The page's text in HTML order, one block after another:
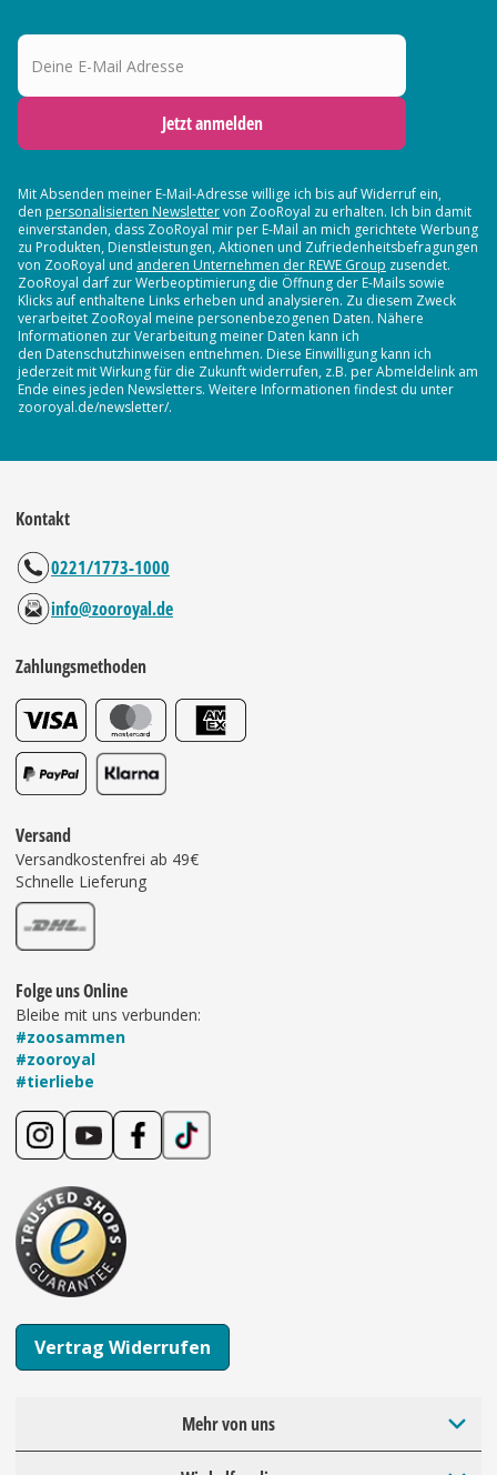
Deine E-Mail Adresse
Jetzt anmelden
Mit Absenden meiner E-Mail-Adresse willige ich bis auf Widerruf ein,
den personalisierten Newslettervon ZooRoyal zu erhalten. Ich bin damit
einverstanden, dass ZooRoyal mir per E-Mail an mich gerichtete Werbung
zu Produkten, Dienstleistungen, Aktionen und Zufriedenheitsbefragungen
von ZooRoyal und anderen Unternehmen der REWE Group zusendet.
ZooRoyal darf zur Werbeoptimierung die Öffnung der E-Mails sowie
Klicks auf enthaltene Links erheben und analysieren. Zu diesem Zweck
verarbeitet ZooRoyal meine personenbezogenen Daten. Nähere
Informationen zur Verarbeitung meiner Daten kann ich
den Datenschutzhinweisen entnehmen. Diese Einwilligung kann ich
jederzeit mit Wirkung für die Zukunft widerrufen, z.B. per Abmeldelink am
Ende eines jeden Newsletters. Weitere Informationen findest du unter
zooroyal.de/newsletter/.
Kontakt
0221/1773-1000
info@zooroyal.de
Zahlungsmethoden
Versand
Versandkostenfrei ab 49€
Schnelle Lieferung
Folge uns Online
Bleibe mit uns verbunden:
#zoosammen
#zooroyal
#tierliebe
Vertrag Widerrufen
Mehr von uns